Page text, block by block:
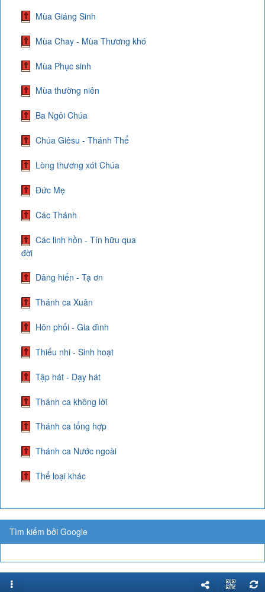
Mùa Giáng Sinh
Mùa Chay - Mùa Thương khó
Mùa Phục sinh
Mùa thường niên
Ba Ngôi Chúa
Chúa Giêsu - Thánh Thể
Lòng thương xót Chúa
Đức Mẹ
Các Thánh
Các linh hồn - Tín hữu qua
đời
Dâng hiến - Tạ ơn
Thánh ca Xuân
Hôn phối - Gia đình
Thiếu nhi - Sinh hoạt
Tập hát - Dạy hát
Thánh ca không lời
Thánh ca tổng hợp
Thánh ca Nước ngoài
Thể loại khác
Tìm kiếm bởi Google